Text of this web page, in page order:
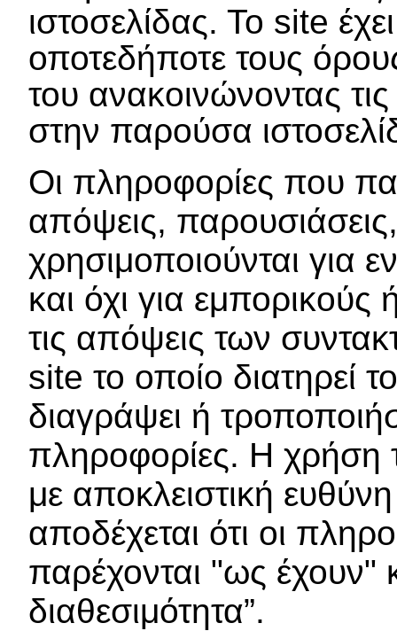
ιστοσελίδας. Το site
οποτεδήποτε τους
του ανακοινώνοντας
στην παρούσα
Οι πληροφορίες που
απόψεις,
χρησιμοποιούνται για
και όχι για
τις απόψεις των
site το οποίο διατηρεί
διαγράψει ή
πληροφορίες. Η χρήση
με αποκλειστική
αποδέχεται ότι οι
παρέχονται "ως έχουν"
διαθεσιμότητα”.